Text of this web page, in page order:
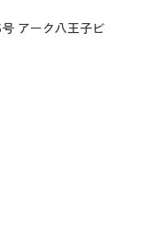
アーク八王子ビ